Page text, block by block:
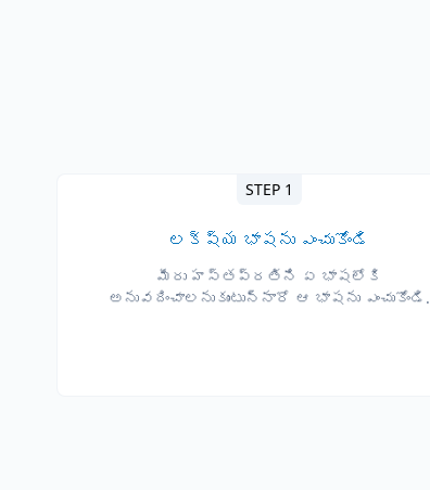
STEP 1
లక్ష్య భాషను ఎంచుకోండి
మీరు హస్తప్రతిని ఏ భాషలోకి
అనువదించాలనుకుంటున్నారో ఆ భాషను ఎంచుకోండి.